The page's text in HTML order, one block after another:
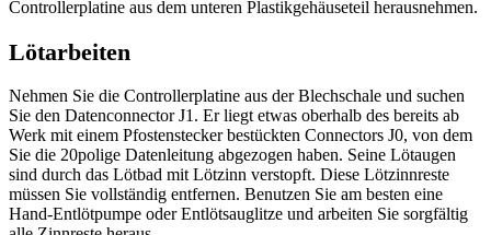
Controllerplatine aus dem unteren Plastikgehäuseteil herausnehmen.
Lötarbeiten
Nehmen Sie die Controllerplatine aus der Blechschale und suchen
Sie den Datenconnector J1. Er liegt etwas oberhalb des bereits ab
Werk mit einem Pfostenstecker bestückten Connectors J0, von dem
Sie die 20polige Datenleitung abgezogen haben. Seine Lötaugen
sind durch das Lötbad mit Lötzinn verstopft. Diese Lötzinnreste
müssen Sie vollständig entfernen. Benutzen Sie am besten eine
Hand-Entlötpumpe oder Entlötsauglitze und arbeiten Sie sorgfältig